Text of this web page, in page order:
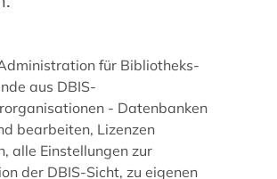
für Bibliotheks-
aus DBIS-
- Datenbanken
bearbeiten, Lizenzen
alle Einstellungen zur
der DBIS-Sicht, zu eigenen